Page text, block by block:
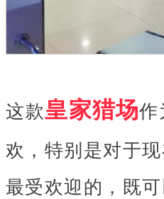
这款皇家猎场作
欢，特别是对于
最受欢迎的，既